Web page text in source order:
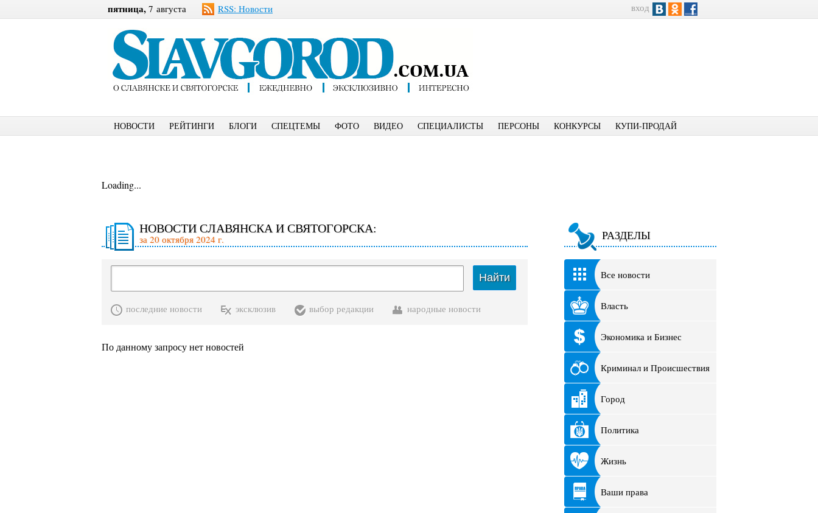
пятница, 7 августа RSS: Новости вход
НОВОСТИ РЕЙТИНГИ БЛОГИ СПЕЦТЕМЫ ФОТО ВИДЕО СПЕЦИАЛИСТЫ ПЕРСОНЫ КОНКУРСЫ КУПИ-ПРОДАЙ
Loading...
НОВОСТИ СЛАВЯНСКА И СВЯТОГОРСКА:
за 20 октября 2024 г.
Найти
последние новости эксклюзив выбор редакции народные новости
По данному запросу нет новостей
РАЗДЕЛЫ
Все новости
Власть
Экономика и Бизнес
Криминал и Происшествия
Город
Политика
Жизнь
Ваши права